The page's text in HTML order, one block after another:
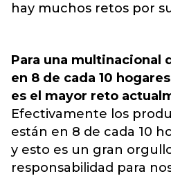
hay muchos retos por
Para una multinacional
en 8 de cada 10
es el mayor reto
Efectivamente los
están en 8 de cada 10
y esto es un gran
responsabilidad para